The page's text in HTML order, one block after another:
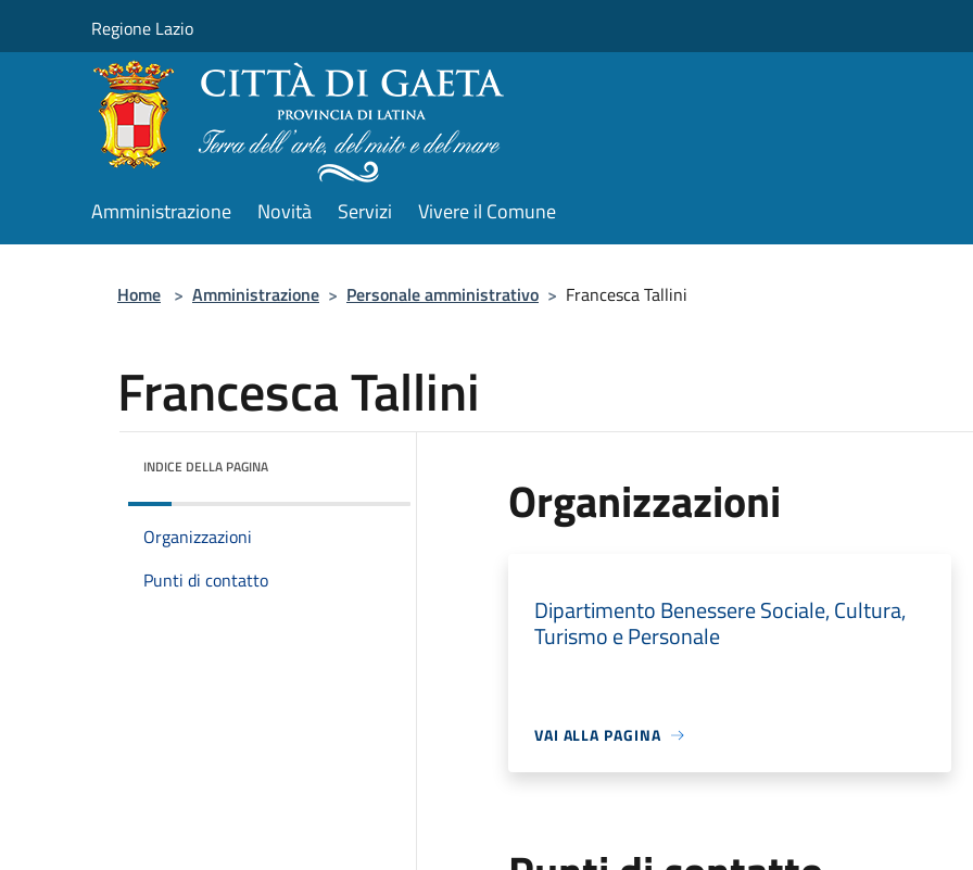
Regione Lazio
Amministrazione Novità Servizi Vivere il Comune
Home > Amministrazione > Personale amministrativo > Francesca Tallini
Francesca Tallini
INDICE DELLA PAGINA
Organizzazioni
Punti di contatto
Organizzazioni
Dipartimento Benessere Sociale, Cultura,
Turismo e Personale
VAI ALLA PAGINA